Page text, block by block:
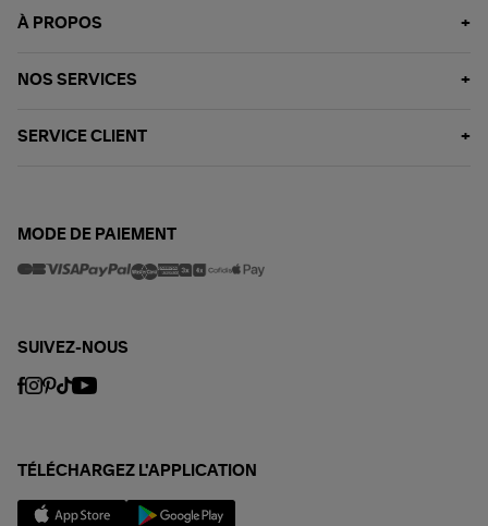
À PROPOS
NOS SERVICES
SERVICE CLIENT
MODE DE PAIEMENT
SUIVEZ-NOUS
TÉLÉCHARGEZ L'APPLICATION